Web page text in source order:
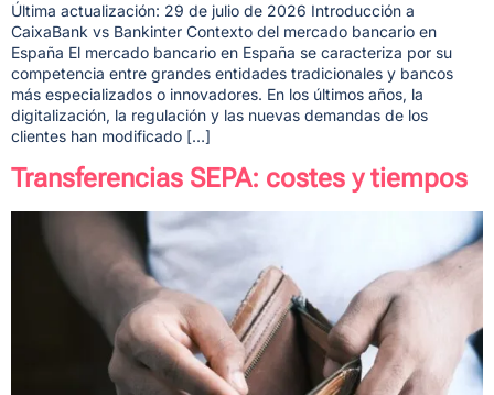
Última actualización: 29 de julio de 2026 Introducción a
CaixaBank vs Bankinter Contexto del mercado bancario en
España El mercado bancario en España se caracteriza por su
competencia entre grandes entidades tradicionales y bancos
más especializados o innovadores. En los últimos años, la
digitalización, la regulación y las nuevas demandas de los
clientes han modificado […]
Transferencias SEPA: costes y tiempos